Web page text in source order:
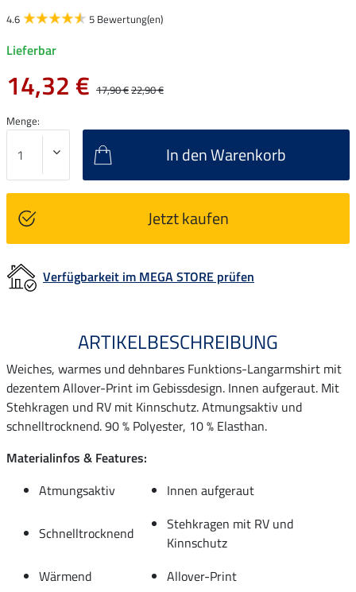
4.6 5 Bewertung(en)
Lieferbar
14,32 € 17,90 €22,90 €
Menge:
In den Warenkorb
Jetzt kaufen
Verfügbarkeit im MEGA STORE prüfen
ARTIKELBESCHREIBUNG
Weiches, warmes und dehnbares Funktions-Langarmshirt mit
dezentem Allover-Print im Gebissdesign. Innen aufgeraut. Mit
Stehkragen und RV mit Kinnschutz. Atmungsaktiv und
schnelltrocknend. 90 % Polyester, 10 % Elasthan.
Materialinfos & Features:
Atmungsaktiv
Innen aufgeraut
Schnelltrocknend
Stehkragen mit RV und
Kinnschutz
Wärmend
Allover-Print